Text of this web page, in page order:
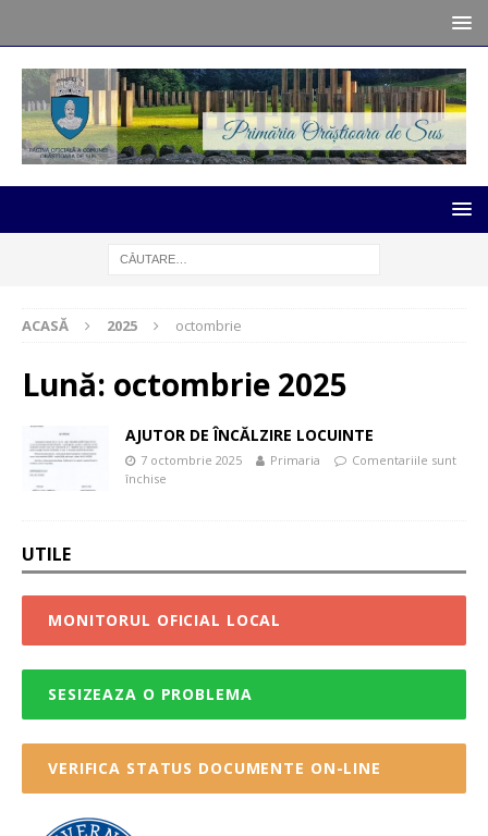
ACASĂ 2025 octombrie
Lună: octombrie 2025
AJUTOR DE ÎNCĂLZIRE LOCUINTE
7 octombrie 2025 Primaria
Comentariile sunt
închise
UTILE
MONITORUL OFICIAL LOCAL
SESIZEAZA O PROBLEMA
VERIFICA STATUS DOCUMENTE ON-LINE